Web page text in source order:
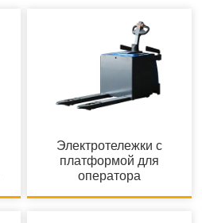
Электротележки с
платформой для
оператора